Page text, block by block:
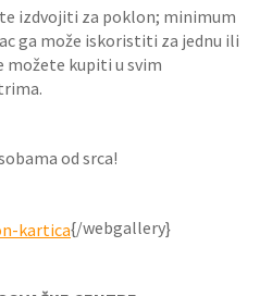
izdvojiti za poklon; minimum
ga može iskoristiti za jednu ili
možete kupiti u svim
od srca!
{/webgallery}